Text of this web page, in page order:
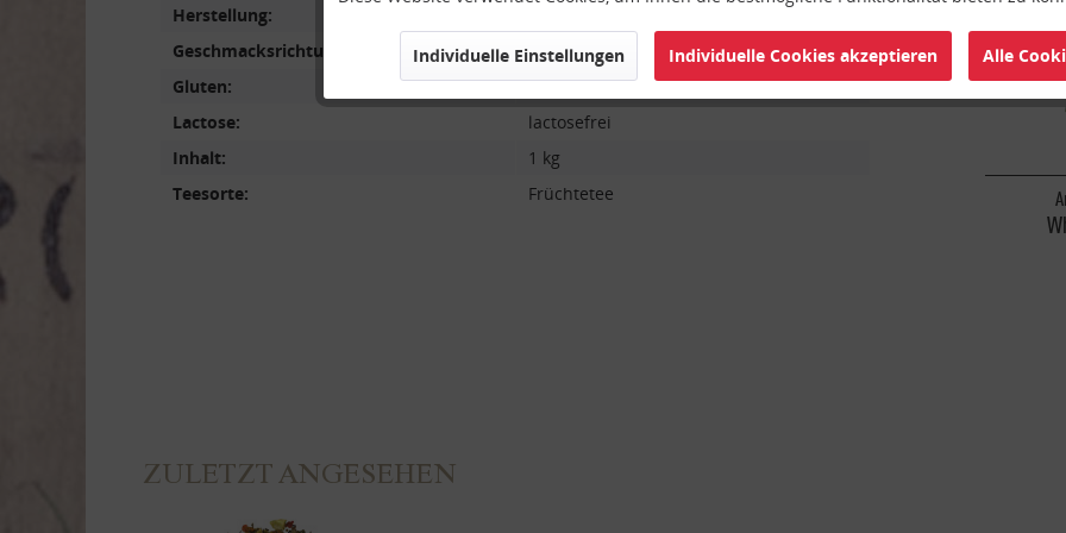
Herstellung:
Geschmacksrichtung:
Aromatisiert
Gluten:
Glutenfrei
Lactose:
lactosefrei
Inhalt:
1 kg
Teesorte:
Früchtetee
ZULETZT ANGESEHEN
Individuelle Einstellungen Individuelle Cookies akzeptieren Alle